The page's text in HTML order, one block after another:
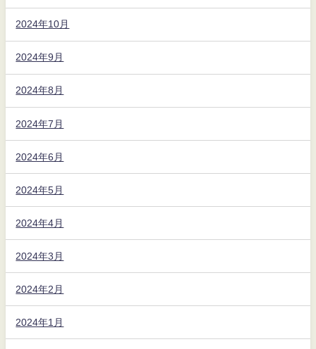
2024年10月
2024年9月
2024年8月
2024年7月
2024年6月
2024年5月
2024年4月
2024年3月
2024年2月
2024年1月